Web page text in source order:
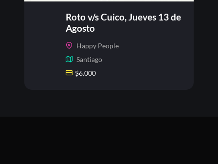
Roto v/s Cuico, Jueves 13 de
Agosto
Happy People
Santiago
$6.000